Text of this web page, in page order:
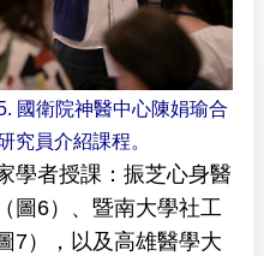
國衛院神醫中心陳娟瑜合
究員介紹課程。
學者授課：振芝心身醫
圖6）、暨南大學社工
7），以及高雄醫學大